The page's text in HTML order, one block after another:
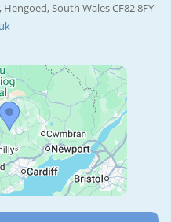
South Wales CF82 8FY